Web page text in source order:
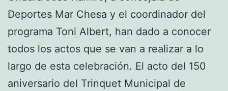
Deportes Mar Chesa y el coordinador del
programa Toni Albert, han dado a conocer
todos los actos que se van a realizar a lo
largo de esta celebración. El acto del 150
aniversario del Trinquet Municipal de